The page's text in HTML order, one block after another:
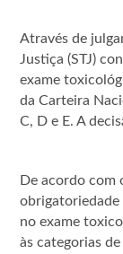
Através de
Justiça (STJ)
exame
da Carteira
C, D e E. A
De acordo com
obrigatoriedade
no exame
às categorias